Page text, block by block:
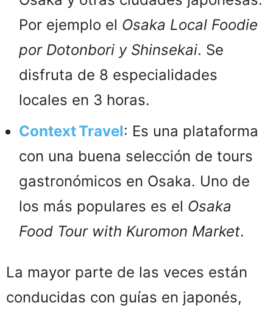
Por ejemplo el Osaka Local Foodie
por Dotonbori y Shinsekai. Se
disfruta de 8 especialidades
locales en 3 horas.
Context Travel: Es una plataforma
con una buena selección de tours
gastronómicos en Osaka. Uno de
los más populares es el Osaka
Food Tour with Kuromon Market.
La mayor parte de las veces están
conducidas con guías en japonés,